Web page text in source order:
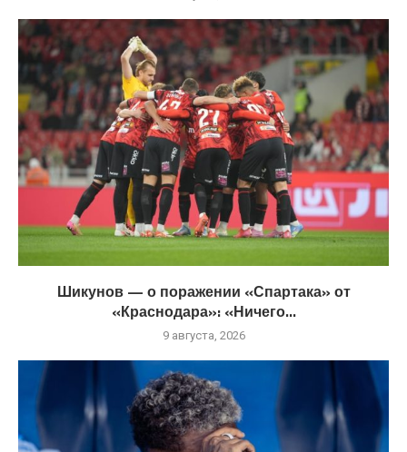
Шикунов — о поражении «Спартака» от
«Краснодара»: «Ничего...
9 августа, 2026